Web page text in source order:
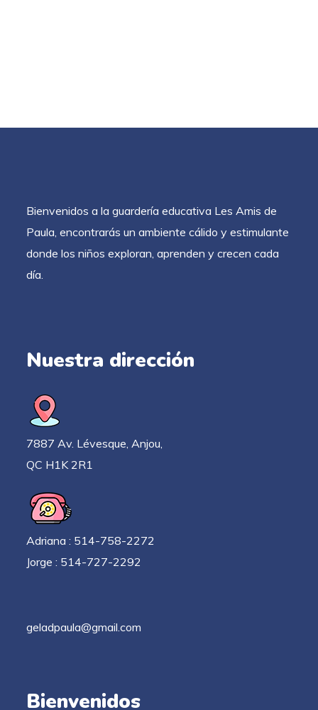
Bienvenidos a la guardería educativa Les Amis de
Paula, encontrarás un ambiente cálido y estimulante
donde los niños exploran, aprenden y crecen cada
día.
Nuestra dirección
7887 Av. Lévesque, Anjou,
QC H1K 2R1
Adriana : 514-758-2272
Jorge : 514-727-2292
geladpaula@gmail.com
Bienvenidos